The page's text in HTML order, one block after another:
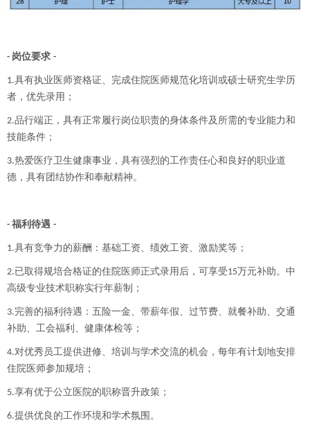
- 岗位要求 -
1.具有执业医师资格证、完成住院医师规范化培训或硕士研究生学历
者，优先录用；
2.品行端正，具有正常履行岗位职责的身体条件及所需的专业能力和
技能条件；
3.热爱医疗卫生健康事业，具有强烈的工作责任心和良好的职业道
德，具有团结协作和奉献精神。
- 福利待遇 -
1.具有竞争力的薪酬：基础工资、绩效工资、激励奖等；
2.已取得规培合格证的住院医师正式录用后，可享受15万元补助。中
高级专业技术职称实行年薪制；
3.完善的福利待遇：五险一金、带薪年假、过节费、就餐补助、交通
补助、工会福利、健康体检等；
4.对优秀员工提供进修、培训与学术交流的机会，每年有计划地安排
住院医师参加规培；
5.享有优于公立医院的职称晋升政策；
6.提供优良的工作环境和学术氛围。